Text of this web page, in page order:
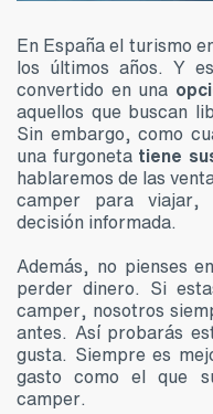
En España el turismo
los últimos años. Y
convertido en una
aquellos que buscan
Sin embargo, como
una furgoneta tiene
hablaremos de las
camper para viajar,
decisión informada.
Además, no pienses
perder dinero. Si
camper, nosotros
antes. Así probarás
gusta. Siempre es
gasto como el que
camper.